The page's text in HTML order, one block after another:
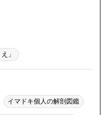
」
イマドキ個人の解剖図鑑